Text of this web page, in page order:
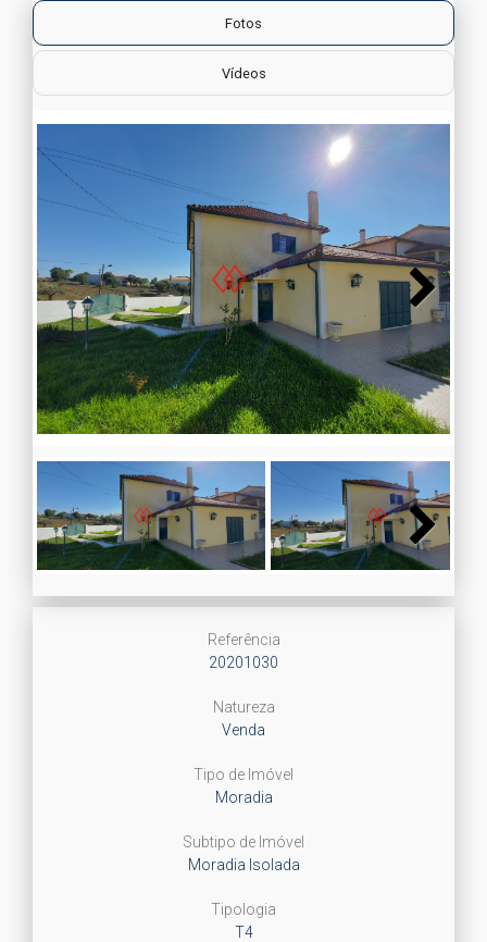
Fotos
Vídeos
Next
Next
Referência
20201030
Natureza
Venda
Tipo de Imóvel
Moradia
Subtipo de Imóvel
Moradia Isolada
Tipologia
T4